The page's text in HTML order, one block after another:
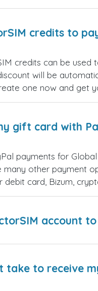
credits to
credits can be used
will be
one now and get
gift card with
payments for
many other payment
debit card, Bizum,
account
take to receive